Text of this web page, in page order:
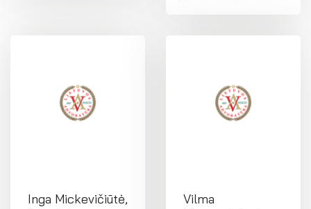
Inga Mickevičiūtė,
Vilma